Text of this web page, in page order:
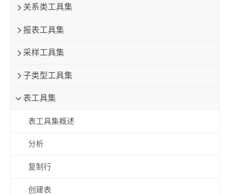
关系类工具集
报表工具集
采样工具集
子类型工具集
表工具集
表工具集概述
分析
复制行
创建表